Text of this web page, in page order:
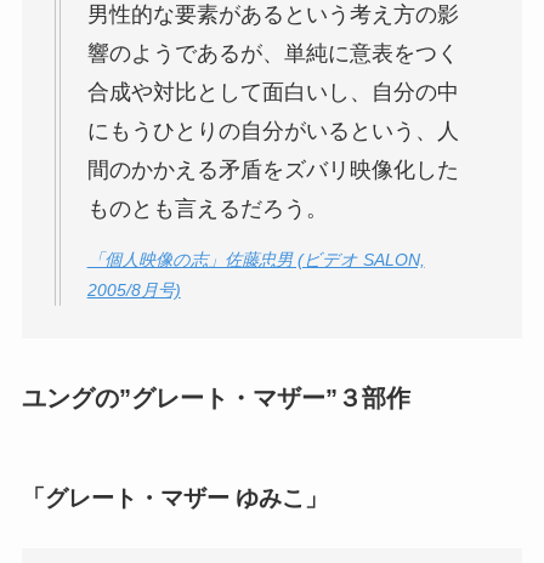
男性的な要素があるという考え方の影
響のようであるが、単純に意表をつく
合成や対比として面白いし、自分の中
にもうひとりの自分がいるという、人
間のかかえる矛盾をズバリ映像化した
ものとも言えるだろう。
「個人映像の志」佐藤忠男 (ビデオ SALON,
2005/8月号)
ユングの”グレート・マザー”３部作
「グレート・マザー ゆみこ」